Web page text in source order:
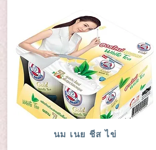
นม เนย ชีส ไข่